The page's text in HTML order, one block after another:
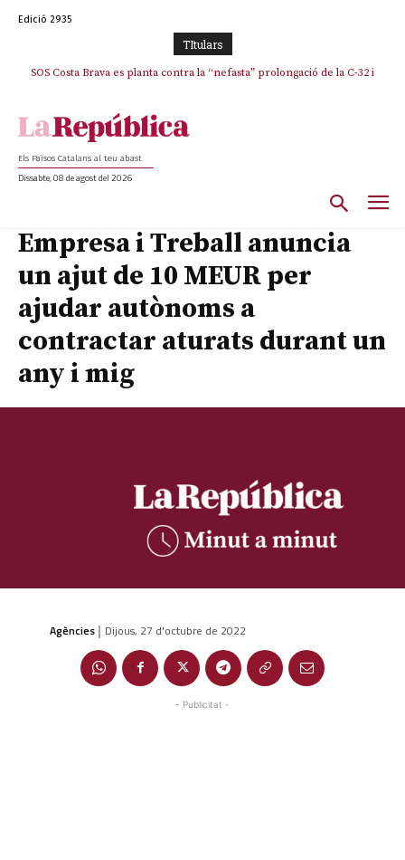
Edició 2935
TItulars
SOS Costa Brava es planta contra la “nefasta” prolongació de la C-32 i
Els Països Catalans al teu abast
Dissabte, 08 de agost del 2026
Empresa i Treball anuncia
un ajut de 10 MEUR per
ajudar autònoms a
contractar aturats durant un
any i mig
Agències | Dijous, 27 d'octubre de 2022
- Publicitat -